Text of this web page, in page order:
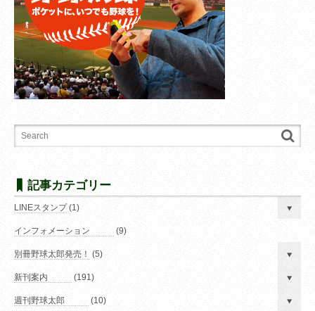
記事カテゴリー
LINEスタンプ(1)
インフォメーション (9)
別冊野球太郎発売！ (5)
新刊案内 (191)
週刊野球太郎 (10)